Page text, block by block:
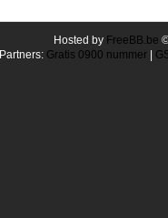
Hosted by FreeBB.be
Partners: Gratis 0900 nummer|